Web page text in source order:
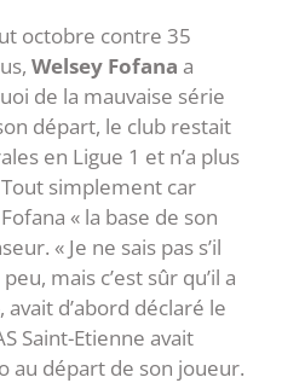
octobre contre 35
Welsey Fofana a
de la mauvaise série
départ, le club restait
en Ligue 1 et n’a plus
simplement car
« la base de son
« Je ne sais pas s’il
mais c’est sûr qu’il a
d’abord déclaré le
Saint-Etienne avait
au départ de son joueur.